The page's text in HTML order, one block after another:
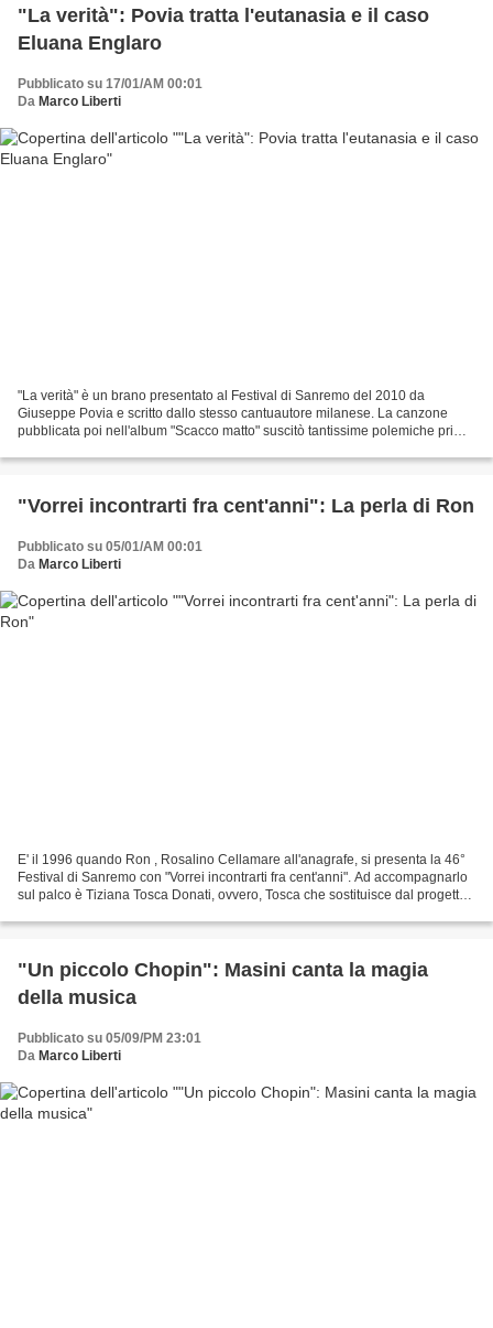
"La verità": Povia tratta l'eutanasia e il caso
Eluana Englaro
Pubblicato su 17/01/AM 00:01
Da Marco Liberti
"La verità" è un brano presentato al Festival di Sanremo del 2010 da
Giuseppe Povia e scritto dallo stesso cantuautore milanese. La canzone
pubblicata poi nell'album "Scacco matto" suscitò tantissime polemiche prima
"Vorrei incontrarti fra cent'anni": La perla di Ron
Pubblicato su 05/01/AM 00:01
Da Marco Liberti
E' il 1996 quando Ron , Rosalino Cellamare all'anagrafe, si presenta la 46°
Festival di Sanremo con "Vorrei incontrarti fra cent'anni". Ad accompagnarlo
sul palco è Tiziana Tosca Donati, ovvero, Tosca che sostituisce dal progetto
"Un piccolo Chopin": Masini canta la magia
della musica
Pubblicato su 05/09/PM 23:01
Da Marco Liberti